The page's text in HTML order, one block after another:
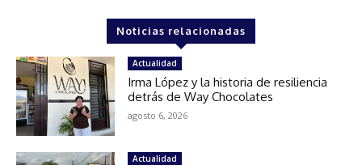
Noticias relacionadas
Actualidad
Irma López y la historia de resiliencia
detrás de Way Chocolates
agosto 6, 2026
Actualidad